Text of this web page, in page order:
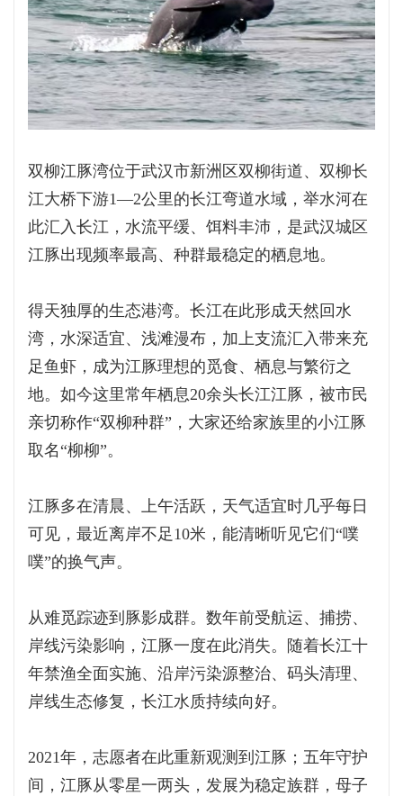
双柳江豚湾位于武汉市新洲区双柳街道、双柳长
江大桥下游1—2公里的长江弯道水域，举水河在
此汇入长江，水流平缓、饵料丰沛，是武汉城区
江豚出现频率最高、种群最稳定的栖息地。
得天独厚的生态港湾。长江在此形成天然回水
湾，水深适宜、浅滩漫布，加上支流汇入带来充
足鱼虾，成为江豚理想的觅食、栖息与繁衍之
地。如今这里常年栖息20余头长江江豚，被市民
亲切称作“双柳种群”，大家还给家族里的小江豚
取名“柳柳”。
江豚多在清晨、上午活跃，天气适宜时几乎每日
可见，最近离岸不足10米，能清晰听见它们“噗
噗”的换气声。
从难觅踪迹到豚影成群。数年前受航运、捕捞、
岸线污染影响，江豚一度在此消失。随着长江十
年禁渔全面实施、沿岸污染源整治、码头清理、
岸线生态修复，长江水质持续向好。
2021年，志愿者在此重新观测到江豚；五年守护
间，江豚从零星一两头，发展为稳定族群，母子